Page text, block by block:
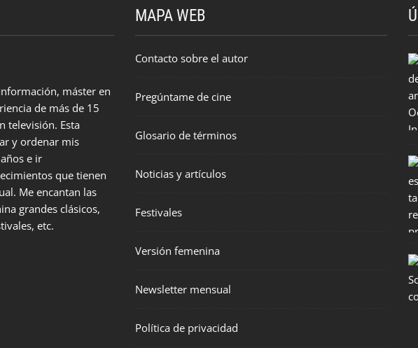
máster en
de más de 15
televisión. Esta
y ordenar mis
e ir
que tienen
Me encantan las
grandes clásicos,
etc.
MAPA WEB
Contacto sobre el autor
Pregúntame de cine
Glosario de términos
Noticias y artículos
Festivales
Versión femenina
Newsletter mensual
Política de privacidad